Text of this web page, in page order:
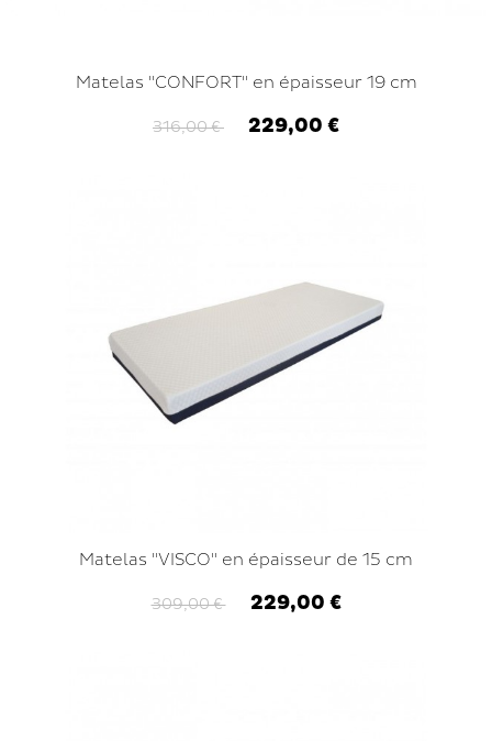
Matelas "CONFORT" en épaisseur 19 cm
316,00 € 229,00 €
Matelas "VISCO" en épaisseur de 15 cm
309,00 € 229,00 €